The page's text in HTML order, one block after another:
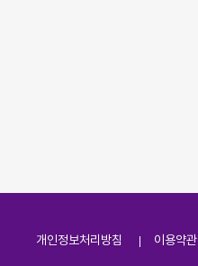
개인정보처리방침 이용약관